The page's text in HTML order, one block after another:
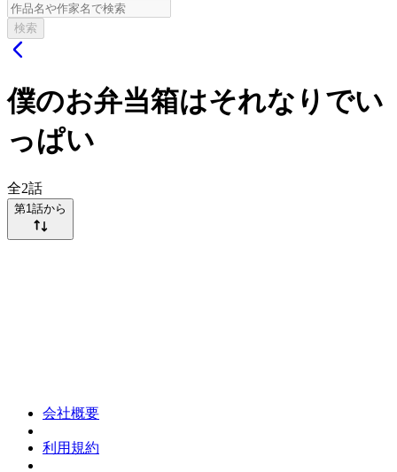
検索
僕のお弁当箱はそれなりでい
っぱい
全2話
第1話から
会社概要
利用規約